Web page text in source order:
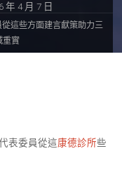
年 4 月 7 日
這些方面建言獻策助力三
重實
表委員從這康德診所些